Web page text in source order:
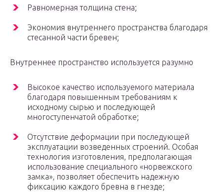
Равномерная толщина стена;
Экономия внутреннего пространства благодаря
стесанной части бревен;
Внутреннее пространство используется разумно
Высокое качество используемого материала
благодаря повышенным требованиям к
исходному сырью и последующей
многоступенчатой обработке;
Отсутствие деформации при последующей
эксплуатации возведенных строений. Особая
технология изготовления, предполагающая
использование специального «норвежского
замка», позволяет обеспечить надежную
фиксацию каждого бревна в гнезде;